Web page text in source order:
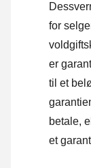
for
er
til et
betale,
et